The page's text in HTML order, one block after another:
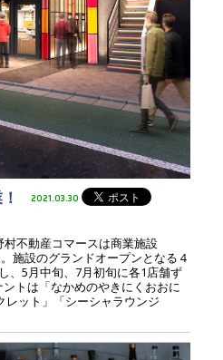
2021.03.30
不動産コマースは商業施設
施設のグランドオープンとなる４
、5月中旬、7月初旬に各1店舗ず
トは「なかめのやきにくおおに
レット」「シーシャラウンジ